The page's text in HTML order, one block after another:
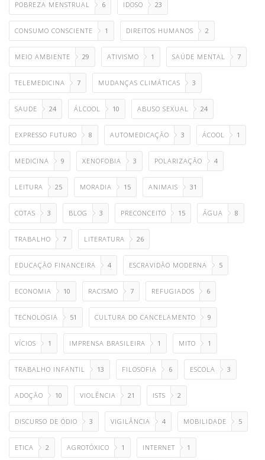
POBREZA MENSTRUAL 6 IDOSO 23
CONSUMO CONSCIENTE 1 DIREITOS HUMANOS 2
MEIO AMBIENTE 29 ATIVISMO 1 SAÚDE MENTAL 7
TELEMEDICINA 7 MUDANÇAS CLIMÁTICAS 3
SAUDE 24 ÁLCOOL 10 ABUSO SEXUAL 24
EXPRESSO FUTURO 8 AUTOMEDICAÇÃO 3 ÁCOOL 1
MEDICINA 9 XENOFOBIA 3 POLARIZAÇÃO 4
LEITURA 25 MORADIA 15 ANIMAIS 31
COTAS 3 BLOG 3 PRECONCEITO 15 ÁGUA 8
TRABALHO 7 LITERATURA 26
EDUCAÇÃO FINANCEIRA 4 ESCRAVIDÃO MODERNA 5
ECONOMIA 10 RACISMO 7 REFUGIADOS 6
TECNOLOGIA 51 CULTURA DO CANCELAMENTO 9
VÍCIOS 1 IMPRENSA BRASILEIRA 1 MITO 1
TRABALHO INFANTIL 13 FILOSOFIA 6 ESCOLA 3
ADOÇÃO 10 VIOLÊNCIA 21 ISTS 2
DISCURSO DE ÓDIO 3 VIGILÂNCIA 4 MOBILIDADE 5
ETICA 2 AGROTÓXICO 1 INTERNET 1